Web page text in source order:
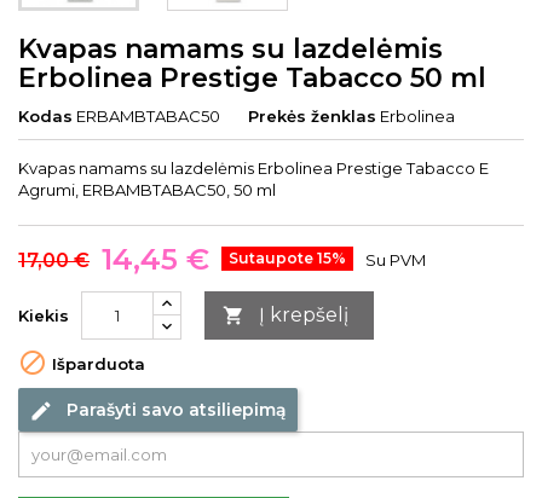
Kvapas namams su lazdelėmis
Erbolinea Prestige Tabacco 50 ml
Kodas ERBAMBTABAC50 Prekės ženklas Erbolinea
Kvapas namams su lazdelėmis Erbolinea Prestige Tabacco E
Agrumi, ERBAMBTABAC50, 50 ml
17,00 € 14,45 € Sutaupote 15% Su PVM
Kiekis  Į krepšelį
 Išparduota
edit Parašyti savo atsiliepimą